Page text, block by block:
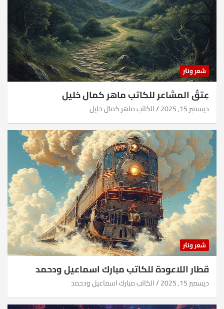
شعر ونثر
عِتقُ المشاعر للكاتب ماهر كمال خليل
ديسمبر 15, 2025 الكاتب ماهر كمال خليل
شعر ونثر
قطار اللاعودة للكاتب مبارك اسماعيل ودحمد
ديسمبر 15, 2025 الكاتب مبارك اسماعيل ودحمد